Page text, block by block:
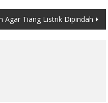
Agar Tiang Listrik Dipindah